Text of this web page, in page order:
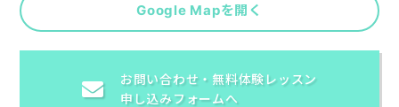
Google Mapを開く
お問い合わせ・ 無料体験レッスン
申し込みフォームへ